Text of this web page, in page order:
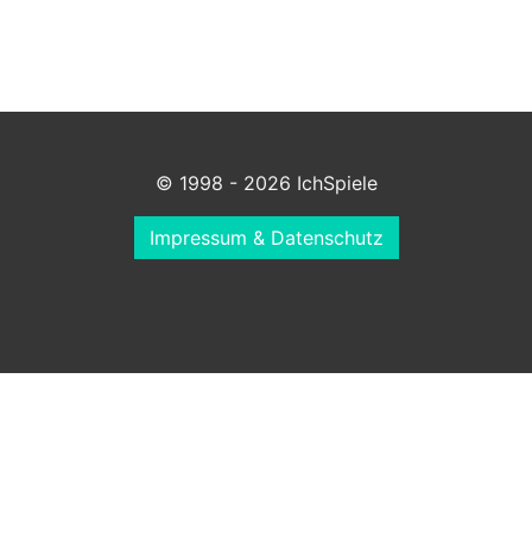
© 1998 - 2026 IchSpiele
Impressum & Datenschutz